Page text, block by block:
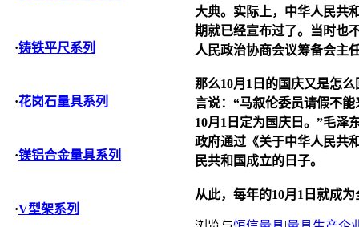
·铸铁平尺系列
·花岗石量具系列
·镁铝合金量具系列
·V型架系列
大典。实际上，中华人民共
期就已经宣布过了。当时也
人民政治协商会议筹备会主
那么10月1日的国庆又是怎
言说：“马叙伦委员请假不
10月1日定为国庆日。”毛泽
政府通过《关于中华人民共
民共和国成立的日子。
从此，每年的10月1日就成